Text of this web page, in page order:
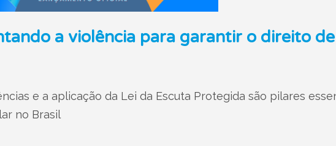
a violência para garantir o direito de
e a aplicação da Lei da Escuta Protegida são pilares
no Brasil